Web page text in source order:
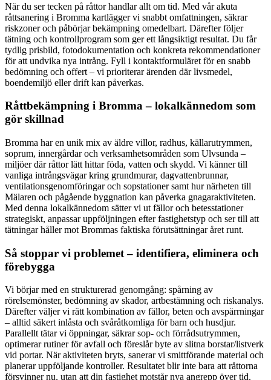
När du ser tecken på råttor handlar allt om tid. Med vår akuta
råttsanering i Bromma kartlägger vi snabbt omfattningen, säkrar
riskzoner och påbörjar bekämpning omedelbart. Därefter följer
tätning och kontrollprogram som ger ett långsiktigt resultat. Du får
tydlig prisbild, fotodokumentation och konkreta rekommendationer
för att undvika nya intrång. Fyll i kontaktformuläret för en snabb
bedömning och offert – vi prioriterar ärenden där livsmedel,
boendemiljö eller drift kan påverkas.
Råttbekämpning i Bromma – lokalkännedom som
gör skillnad
Bromma har en unik mix av äldre villor, radhus, källarutrymmen,
soprum, innergårdar och verksamhetsområden som Ulvsunda –
miljöer där råttor lätt hittar föda, vatten och skydd. Vi känner till
vanliga intrångsvägar kring grundmurar, dagvattenbrunnar,
ventilationsgenomföringar och sopstationer samt hur närheten till
Mälaren och pågående byggnation kan påverka gnagaraktiviteten.
Med denna lokalkännedom sätter vi ut fällor och betesstationer
strategiskt, anpassar uppföljningen efter fastighetstyp och ser till att
tätningar håller mot Brommas faktiska förutsättningar året runt.
Så stoppar vi problemet – identifiera, eliminera och
förebygga
Vi börjar med en strukturerad genomgång: spårning av
rörelsemönster, bedömning av skador, artbestämning och riskanalys.
Därefter väljer vi rätt kombination av fällor, beten och avspärrningar
– alltid säkert inlåsta och svåråtkomliga för barn och husdjur.
Parallellt tätar vi öppningar, säkrar sop- och förrådsutrymmen,
optimerar rutiner för avfall och föreslår byte av slitna borstar/listverk
vid portar. När aktiviteten bryts, sanerar vi smittförande material och
planerar uppföljande kontroller. Resultatet blir inte bara att råttorna
försvinner nu, utan att din fastighet motstår nya angrepp över tid.